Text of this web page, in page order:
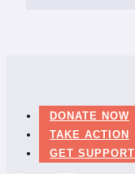
DONATE NOW
TAKE ACTION
GET SUPPORT